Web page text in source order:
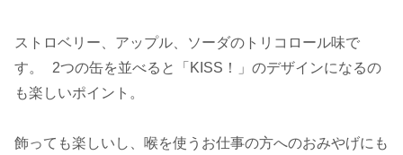
ストロベリー、アップル、ソーダのトリコロール味で
す。 2つの缶を並べると「KISS！」のデザインになるの
も楽しいポイント。
飾っても楽しいし、喉を使うお仕事の方へのおみやげにも